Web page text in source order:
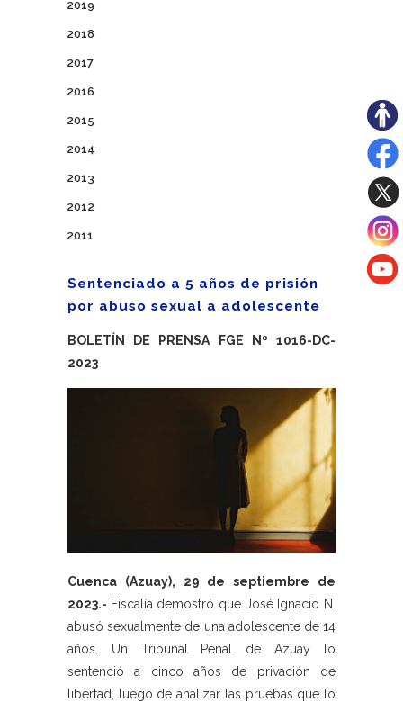
2019
2018
2017
2016
2015
2014
2013
2012
2011
Sentenciado a 5 años de prisión
por abuso sexual a adolescente
BOLETÍN DE PRENSA FGE Nº 1016-DC-
2023
Cuenca (Azuay), 29 de septiembre de
2023.- Fiscalía demostró que José Ignacio N.
abusó sexualmente de una adolescente de 14
años. Un Tribunal Penal de Azuay lo
sentenció a cinco años de privación de
libertad, luego de analizar las pruebas que lo